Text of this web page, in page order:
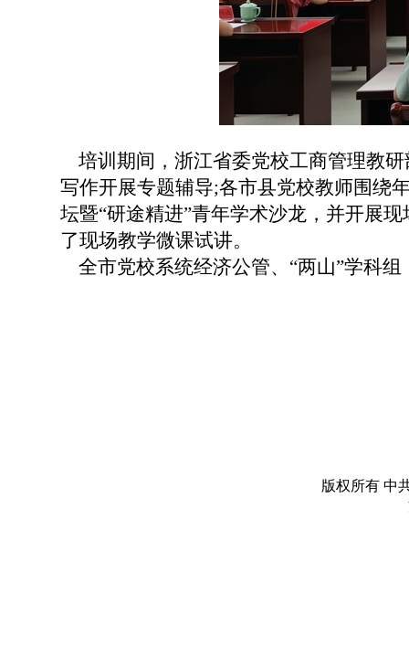
培训期间，浙江省委党校工商管理教
写作开展专题辅导;各市县党校教师围绕
坛暨“研途精进”青年学术沙龙，并开展
了现场教学微课试讲。
全市党校系统经济公管、 “两山”学科
版权所有 中